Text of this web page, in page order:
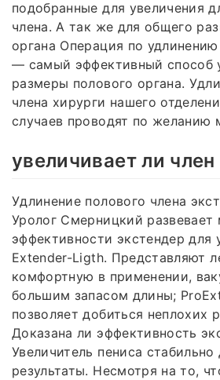
подобранные для увеличения
члена. А так же для общего
органа Операция по
— самый эффективный способ
размеры полового органа.
члена хирурги нашего
случаев проводят по желанию
увеличивает ли член
Удлинение полового члена
Уролог Смерницкий
эффективности экстендер для
Extender-Ligth. Представляют
комфортную в применении,
большим запасом длины;
позволяет добиться неплохих
Доказана ли эффективность
Увеличитель пениса
результаты. Несмотря на то,